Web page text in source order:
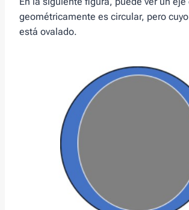
geométricamente es circular, pero
está ovalado.